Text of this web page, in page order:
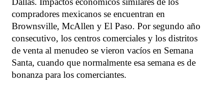
compradores mexicanos se encuentran en
Brownsville, McAllen y El Paso. Por segundo año
consecutivo, los centros comerciales y los distritos
de venta al menudeo se vieron vacíos en Semana
Santa, cuando que normalmente esa semana es de
bonanza para los comerciantes.